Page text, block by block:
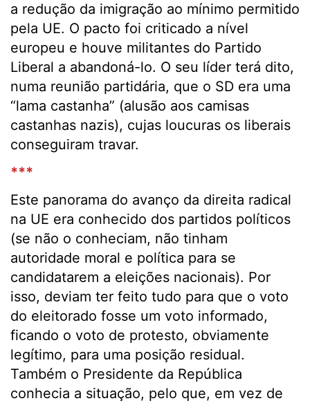
a redução da imigração ao mínimo permitido
pela UE. O pacto foi criticado a nível
europeu e houve militantes do Partido
Liberal a abandoná-lo. O seu líder terá dito,
numa reunião partidária, que o SD era uma
“lama castanha” (alusão aos camisas
castanhas nazis), cujas loucuras os liberais
conseguiram travar.
***
Este panorama do avanço da direita radical
na UE era conhecido dos partidos políticos
(se não o conheciam, não tinham
autoridade moral e política para se
candidatarem a eleições nacionais). Por
isso, deviam ter feito tudo para que o voto
do eleitorado fosse um voto informado,
ficando o voto de protesto, obviamente
legítimo, para uma posição residual.
Também o Presidente da República
conhecia a situação, pelo que, em vez de